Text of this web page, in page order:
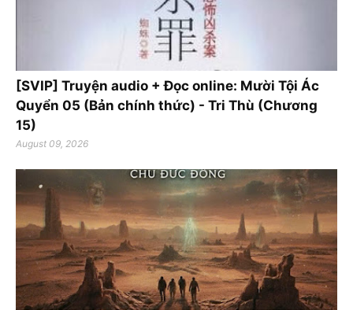
[SVIP] Truyện audio + Đọc online: Mười Tội Ác
Quyển 05 (Bản chính thức) - Tri Thù (Chương
15)
August 09, 2026